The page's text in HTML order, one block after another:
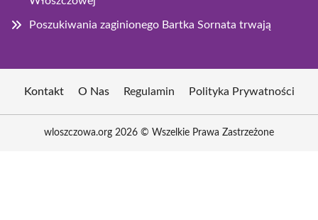
Poszukiwania zaginionego Bartka Sornata trwają
Kontakt O Nas Regulamin Polityka Prywatności
wloszczowa.org 2026 © Wszelkie Prawa Zastrzeżone